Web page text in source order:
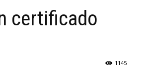
certificado
1145